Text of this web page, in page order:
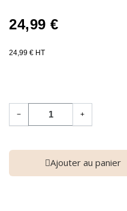
24,99 €
24,99 € HT
− +
Ajouter au panier